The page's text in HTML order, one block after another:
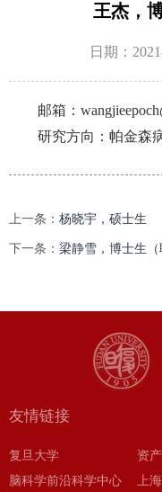
王杰，
日期：
邮箱：
研究方向：帕金森
上一条： 杨晓宇，硕士生
下一条： 梁静雪，博士生（
友情链接
复旦大学
资
脑科学前沿科学中心
上